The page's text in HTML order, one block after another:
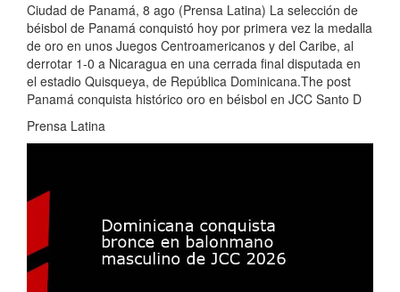
Ciudad de Panamá, 8 ago (Prensa Latina) La selección de
béisbol de Panamá conquistó hoy por primera vez la medalla
de oro en unos Juegos Centroamericanos y del Caribe, al
derrotar 1-0 a Nicaragua en una cerrada final disputada en
el estadio Quisqueya, de República Dominicana.The post
Panamá conquista histórico oro en béisbol en JCC Santo D
Prensa Latina